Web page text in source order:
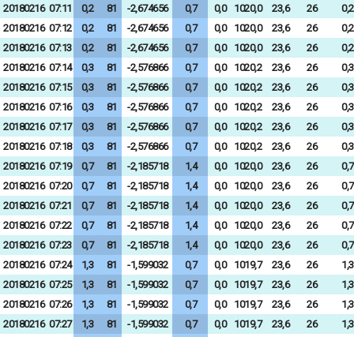
20180216 07:11 0,2 81 -2,674656 0,7 0,0 1020,0 23,6 26
0,2
20180216 07:12 0,2 81 -2,674656 0,7 0,0 1020,0 23,6 26
0,2
20180216 07:13 0,2 81 -2,674656 0,7 0,0 1020,0 23,6 26
0,2
20180216 07:14 0,3 81 -2,576866 0,7 0,0 1020,2 23,6 26
0,3
20180216 07:15 0,3 81 -2,576866 0,7 0,0 1020,2 23,6 26
0,3
20180216 07:16 0,3 81 -2,576866 0,7 0,0 1020,2 23,6 26
0,3
20180216 07:17 0,3 81 -2,576866 0,7 0,0 1020,2 23,6 26
0,3
20180216 07:18 0,3 81 -2,576866 0,7 0,0 1020,2 23,6 26
0,3
20180216 07:19 0,7 81 -2,185718 1,4 0,0 1020,0 23,6 26
0,7
20180216 07:20 0,7 81 -2,185718 1,4 0,0 1020,0 23,6 26
0,7
20180216 07:21 0,7 81 -2,185718 1,4 0,0 1020,0 23,6 26
0,7
20180216 07:22 0,7 81 -2,185718 1,4 0,0 1020,0 23,6 26
0,7
20180216 07:23 0,7 81 -2,185718 1,4 0,0 1020,0 23,6 26
0,7
20180216 07:24 1,3 81 -1,599032 0,7 0,0 1019,7 23,6 26
1,3
20180216 07:25 1,3 81 -1,599032 0,7 0,0 1019,7 23,6 26
1,3
20180216 07:26 1,3 81 -1,599032 0,7 0,0 1019,7 23,6 26
1,3
20180216 07:27 1,3 81 -1,599032 0,7 0,0 1019,7 23,6 26
1,3